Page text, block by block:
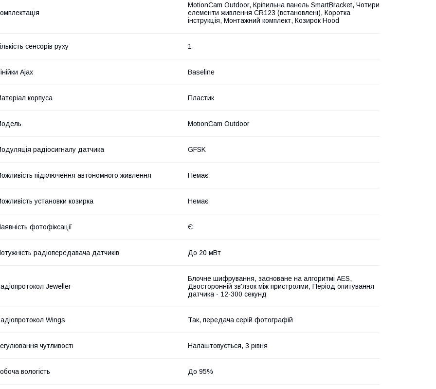
MotionCam Outdoor, Кріпильна панель SmartBracket, Чотири
елементи живлення CR123 (встановлені), Коротка
інструкція, Монтажний комплект, Козирок Hood
сенсорів руху 1
Ajax Baseline
корпуса Пластик
MotionCam Outdoor
радіосигналу датчика GFSK
підключення автономного живлення Немає
установки козирка Немає
фотофіксації Є
радіопередавача датчиків До 20 мВт
Jeweller
Блочне шифрування, засноване на алгоритмі AES,
Двосторонній зв'язок між пристроями, Період опитування
датчика - 12-300 секунд
Wings Так, передача серій фотографій
чутливості Налаштовується, 3 рівня
вологість До 95%